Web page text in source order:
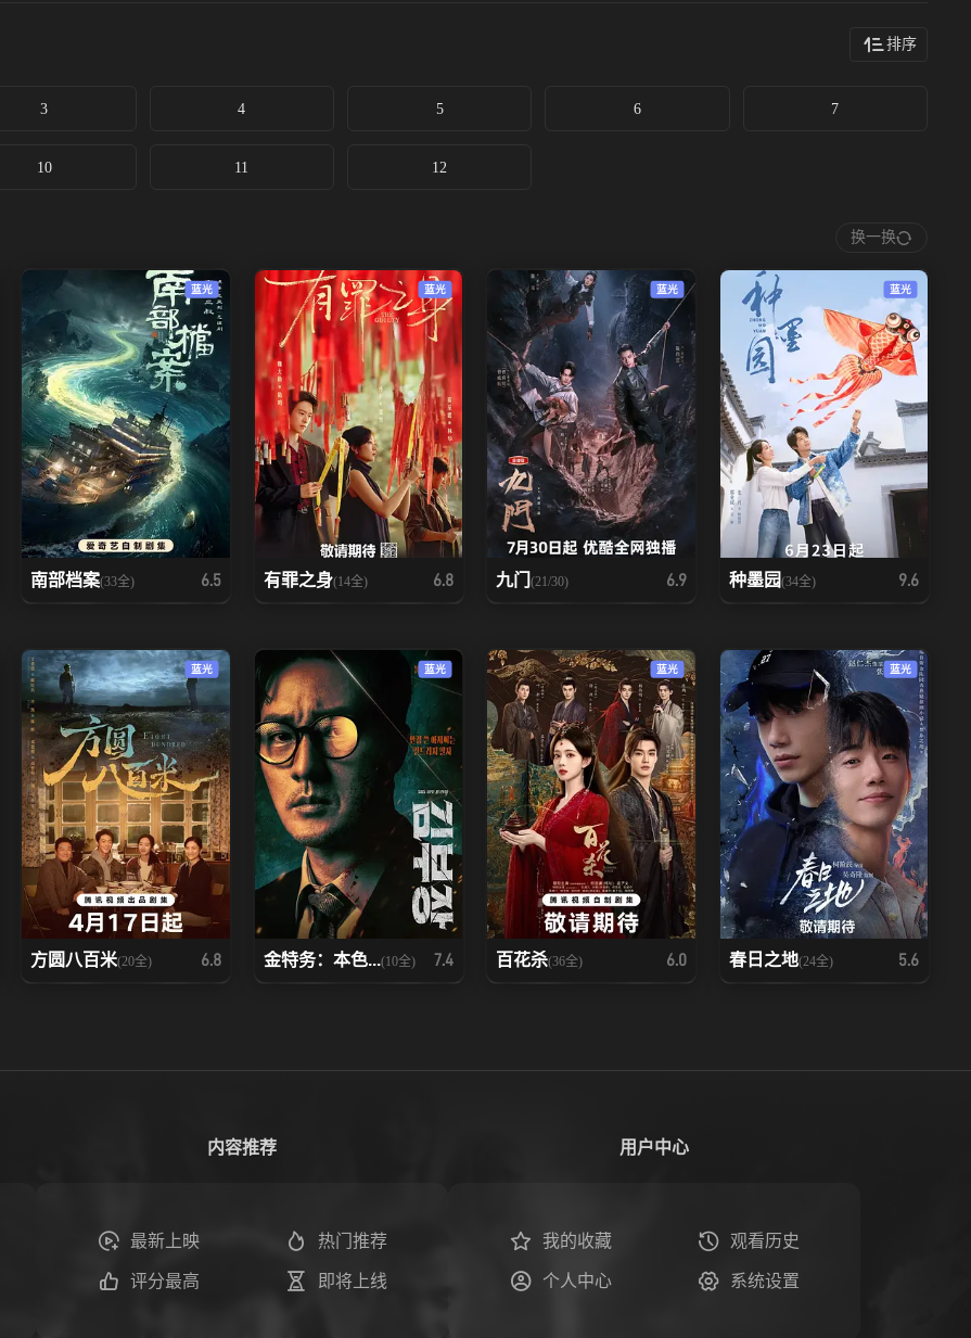
排序
3 4 5 6 7
10 11 12
换一换
蓝光
南部档案(33全) 6.5
蓝光
有罪之身(14全) 6.8
蓝光
九门 (21/30) 6.9
蓝光
种墨园(34全) 9.6
蓝光
方圆八百米(20全) 6.8
蓝光
金特务：本色...(10全) 7.4
蓝光
百花杀(36全) 6.0
蓝光
春日之地(24全) 5.6
内容推荐
最新上映 热门推荐
评分最高 即将上线
用户中心
我的收藏 观看历史
个人中心 系统设置